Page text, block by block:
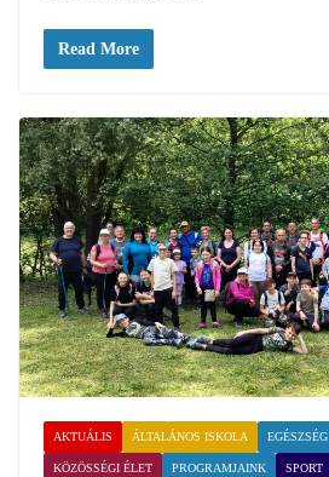
Read More
AKTUÁLIS ÁLTALÁNOS ISKOLA EGÉSZSÉG
KÖZÖSSÉGI ÉLET PROGRAMJAINK SPORT